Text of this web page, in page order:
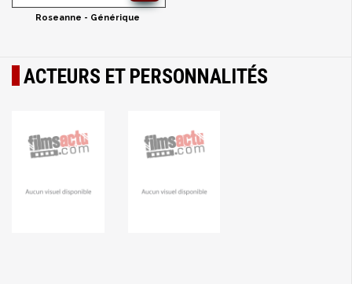
Roseanne - Générique
ACTEURS ET PERSONNALITÉS